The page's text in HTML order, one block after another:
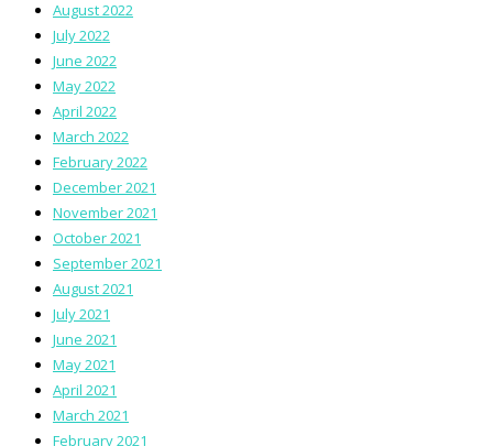
August 2022
July 2022
June 2022
May 2022
April 2022
March 2022
February 2022
December 2021
November 2021
October 2021
September 2021
August 2021
July 2021
June 2021
May 2021
April 2021
March 2021
February 2021